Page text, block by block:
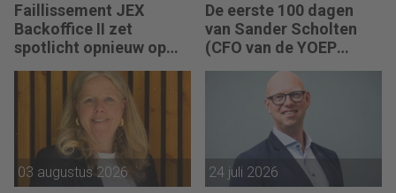
Faillissement JEX
Backoffice II zet
spotlicht opnieuw op
JEX
De eerste 100 dagen
van Sander Scholten
(CFO van de YOEP
Groep): “Financiële
sturing werkt pas echt
als mensen begrijpen
waarom keuzes nodig
03 augustus 2026 24 juli 2026